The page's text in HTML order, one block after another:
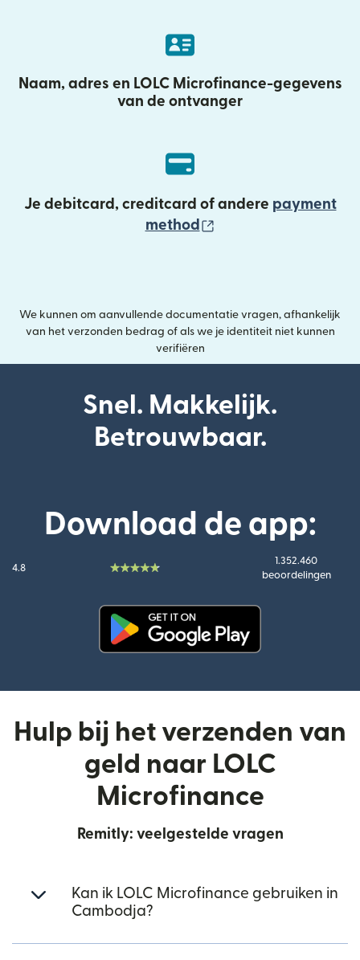
Naam, adres en LOLC Microfinance-gegevens
van de ontvanger
Je debitcard, creditcard of andere payment
method
We kunnen om aanvullende documentatie vragen, afhankelijk
van het verzonden bedrag of als we je identiteit niet kunnen
verifiëren
Snel. Makkelijk.
Betrouwbaar.
Download de app:
4.8
1.352.460
beoordelingen
Hulp bij het verzenden van
geld naar LOLC
Microfinance
Remitly: veelgestelde vragen
Kan ik LOLC Microfinance gebruiken in
Cambodja?